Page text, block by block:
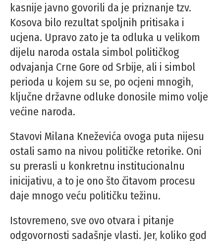
kasnije javno govorili da je priznanje tzv.
Kosova bilo rezultat spoljnih pritisaka i
ucjena. Upravo zato je ta odluka u velikom
dijelu naroda ostala simbol političkog
odvajanja Crne Gore od Srbije, ali i simbol
perioda u kojem su se, po ocjeni mnogih,
ključne državne odluke donosile mimo volje
većine naroda.
Stavovi Milana Kneževića ovoga puta nijesu
ostali samo na nivou političke retorike. Oni
su prerasli u konkretnu institucionalnu
inicijativu, a to je ono što čitavom procesu
daje mnogo veću političku težinu.
Istovremeno, sve ovo otvara i pitanje
odgovornosti sadašnje vlasti. Jer, koliko god